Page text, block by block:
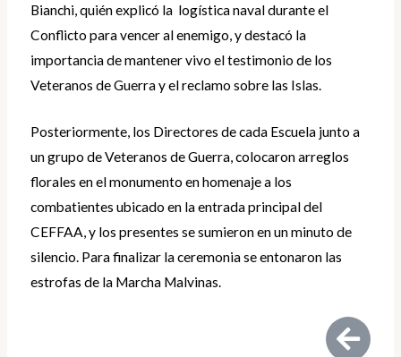
Bianchi, quién explicó la logística naval durante el
Conflicto para vencer al enemigo, y destacó la
importancia de mantener vivo el testimonio de los
Veteranos de Guerra y el reclamo sobre las Islas.
Posteriormente, los Directores de cada Escuela junto a
un grupo de Veteranos de Guerra, colocaron arreglos
florales en el monumento en homenaje a los
combatientes ubicado en la entrada principal del
CEFFAA, y los presentes se sumieron en un minuto de
silencio. Para finalizar la ceremonia se entonaron las
estrofas de la Marcha Malvinas.